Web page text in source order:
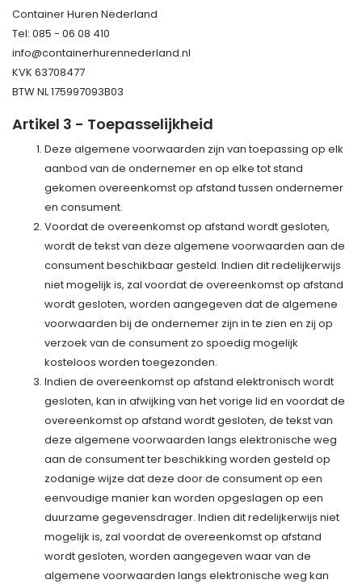
Container Huren Nederland
Tel: 085 - 06 08 410
info@containerhurennederland.nl
KVK 63708477
BTW NL 175997093B03
Artikel 3 - Toepasselijkheid
Deze algemene voorwaarden zijn van toepassing op elk
aanbod van de ondernemer en op elke tot stand
gekomen overeenkomst op afstand tussen ondernemer
en consument.
Voordat de overeenkomst op afstand wordt gesloten,
wordt de tekst van deze algemene voorwaarden aan de
consument beschikbaar gesteld. Indien dit redelijkerwijs
niet mogelijk is, zal voordat de overeenkomst op afstand
wordt gesloten, worden aangegeven dat de algemene
voorwaarden bij de ondernemer zijn in te zien en zij op
verzoek van de consument zo spoedig mogelijk
kosteloos worden toegezonden.
Indien de overeenkomst op afstand elektronisch wordt
gesloten, kan in afwijking van het vorige lid en voordat de
overeenkomst op afstand wordt gesloten, de tekst van
deze algemene voorwaarden langs elektronische weg
aan de consument ter beschikking worden gesteld op
zodanige wijze dat deze door de consument op een
eenvoudige manier kan worden opgeslagen op een
duurzame gegevensdrager. Indien dit redelijkerwijs niet
mogelijk is, zal voordat de overeenkomst op afstand
wordt gesloten, worden aangegeven waar van de
algemene voorwaarden langs elektronische weg kan